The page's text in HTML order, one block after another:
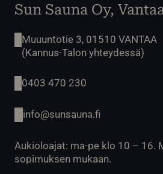
Sun Sauna Oy,
Muuuntotie 3, 01510 VANTAA
(Kannus-Talon yhteydessä)
0403 470 230
info@sunsauna.fi
Aukioloajat: ma-pe klo 10 – 16.
sopimuksen mukaan.